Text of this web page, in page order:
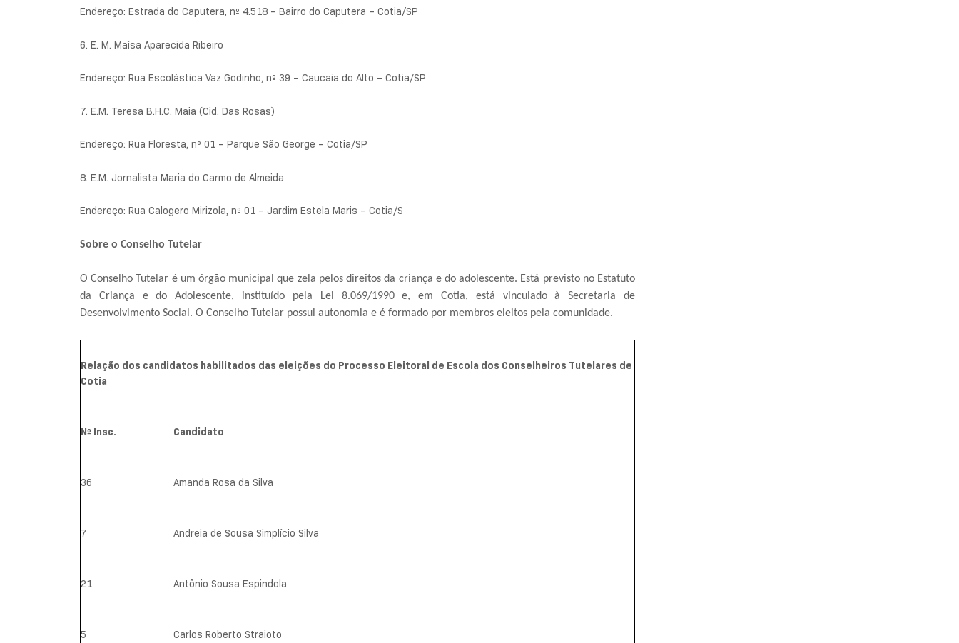
Endereço: Estrada do Caputera, nº 4.518 – Bairro do Caputera – Cotia/SP
6. E. M. Maísa Aparecida Ribeiro
Endereço: Rua Escolástica Vaz Godinho, nº 39 – Caucaia do Alto – Cotia/SP
7. E.M. Teresa B.H.C. Maia (Cid. Das Rosas)
Endereço: Rua Floresta, nº 01 – Parque São George – Cotia/SP
8. E.M. Jornalista Maria do Carmo de Almeida
Endereço: Rua Calogero Mirizola, nº 01 – Jardim Estela Maris – Cotia/S
Sobre o Conselho Tutelar
O Conselho Tutelar é um órgão municipal que zela pelos direitos da criança e do adolescente. Está previsto no Estatuto
da Criança e do Adolescente, instituído pela Lei 8.069/1990 e, em Cotia, está vinculado à Secretaria de
Desenvolvimento Social. O Conselho Tutelar possui autonomia e é formado por membros eleitos pela comunidade.
Relação dos candidatos habilitados das eleições do Processo Eleitoral de Escola dos Conselheiros Tutelares de
Cotia
Nº Insc. Candidato
36 Amanda Rosa da Silva
7 Andreia de Sousa Simplício Silva
21 Antônio Sousa Espindola
5 Carlos Roberto Straioto